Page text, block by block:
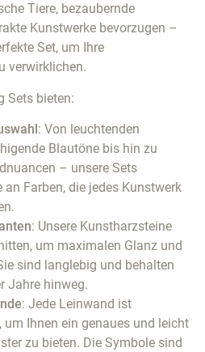
Tiere, bezaubernde
Kunstwerke bevorzugen –
Set, um Ihre
verwirklichen.
Sets bieten:
: Von leuchtenden
Blautöne bis hin zu
– unsere Sets
Farben, die jedes Kunstwerk
: Unsere Kunstharzsteine
um maximalen Glanz und
sind langlebig und behalten
Jahre hinweg.
: Jede Leinwand ist
Ihnen ein genaues und leicht
zu bieten. Die Symbole sind